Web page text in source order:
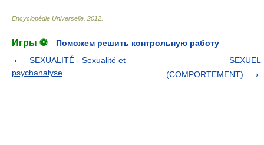
Encyclopédie Universelle 2012
Игры ⚽
Поможем решить контрольную работу
SEXUALITÉ - Sexualité et
psychanalyse
SEXUEL
(COMPORTEMENT)